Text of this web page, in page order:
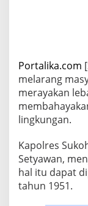
Portalika.com
melarang
merayakan
lingkungan.
Kapolres
Setyawan,
hal itu dapat
tahun 1951.